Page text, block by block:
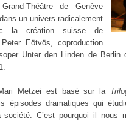
Théâtre de Genève
un univers radicalement
la création suisse de
Eötvös, coproduction
Unter den Linden de Berlin
Metzei est basé sur la
épisodes dramatiques qui
société. C’est pourquoi il nous